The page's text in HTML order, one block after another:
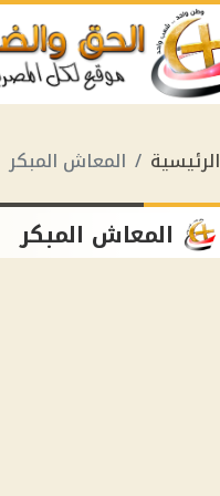
الرئيسية المعاش المبكر
المعاش المبكر